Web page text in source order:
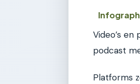
Video’s
podcast
Platforms